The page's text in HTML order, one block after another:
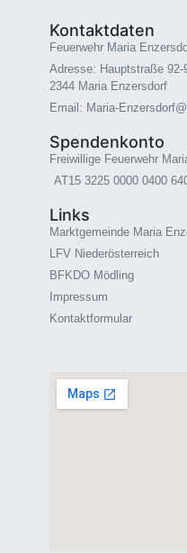
Kontaktdaten
Feuerwehr Maria
Adresse: Hauptstraße 92-
2344 Maria Enzersdorf
Email: Maria-
Spendenkonto
Freiwillige Feuerwehr
AT15 3225 0000 0400
Links
Marktgemeinde Maria
LFV Niederösterreich
BFKDO Mödling
Impressum
Kontaktformular